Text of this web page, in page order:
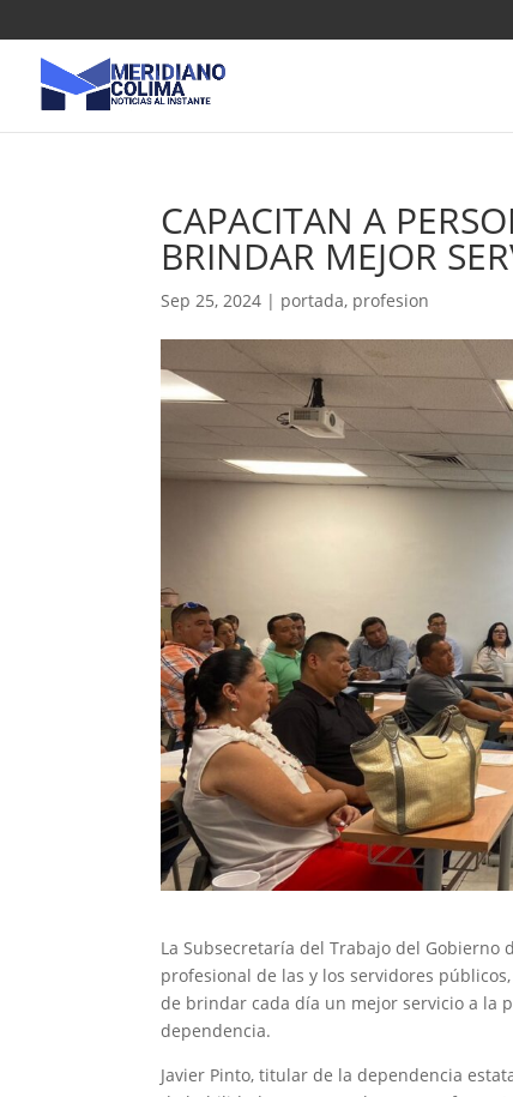
CAPACITAN A
BRINDAR MEJOR
Sep 25, 2024 | portada, profesion
La Subsecretaría del Trabajo del
profesional de las y los servidores
de brindar cada día un mejor servicio a la
dependencia.
Javier Pinto, titular de la dependencia